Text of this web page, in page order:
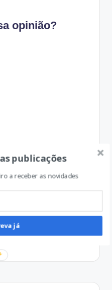
opinião?
publicações
a receber as novidades
já